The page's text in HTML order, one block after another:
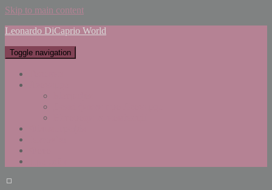
Skip to main content
Leonardo DiCaprio World
Toggle navigation